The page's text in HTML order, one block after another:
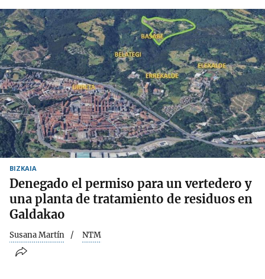
BIZKAIA
Denegado el permiso para un vertedero y
una planta de tratamiento de residuos en
Galdakao
Susana Martín NTM